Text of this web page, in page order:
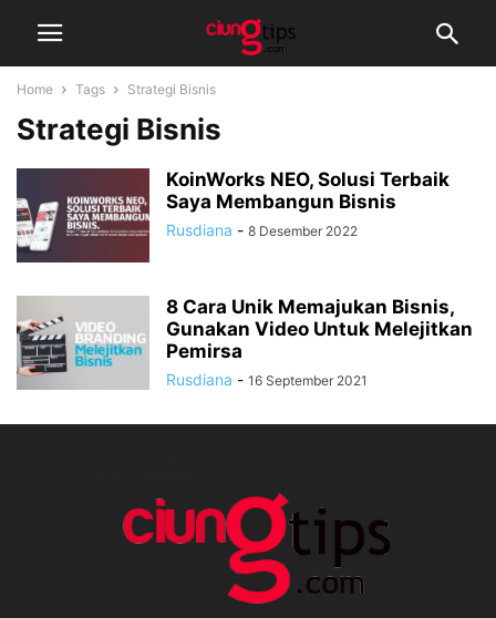
Home Tags Strategi Bisnis
Strategi Bisnis
KoinWorks NEO, Solusi Terbaik
Saya Membangun Bisnis
Rusdiana - 8 Desember 2022
8 Cara Unik Memajukan Bisnis,
Gunakan Video Untuk Melejitkan
Pemirsa
Rusdiana - 16 September 2021